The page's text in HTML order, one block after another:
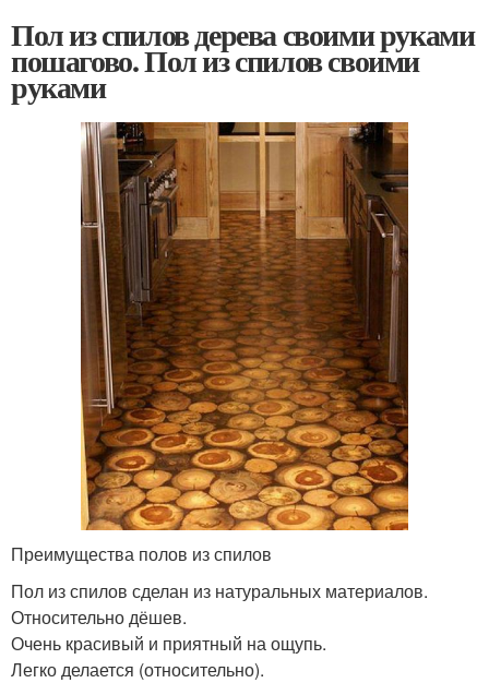
Пол из спилов дерева своими руками
пошагово. Пол из спилов своими
руками
Преимущества полов из спилов
Пол из спилов сделан из натуральных материалов.
Относительно дёшев.
Очень красивый и приятный на ощупь.
Легко делается (относительно).